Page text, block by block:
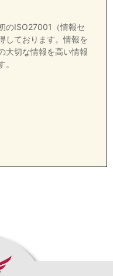
のISO27001（情報セ
しております。情報を
大切な情報を高い情報